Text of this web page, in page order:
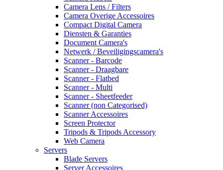
Camera Lens / Filters
Camera Overige Accessoires
Compact Digital Camera
Diensten & Garanties
Document Camera's
Netwerk / Beveiligingscamera's
Scanner - Barcode
Scanner - Draagbare
Scanner - Flatbed
Scanner - Multi
Scanner - Sheetfeeder
Scanner (non Categorised)
Scanner Accessoires
Screen Protector
Tripods & Tripods Accessory
Web Camera
Servers
Blade Servers
Server Accessoires